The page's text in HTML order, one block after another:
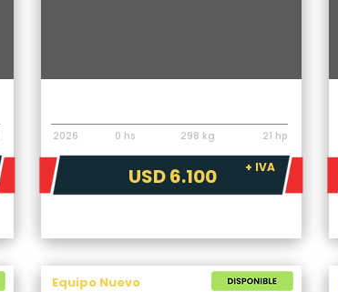
2026 0 hs 298 kg 21 hp
USD 6.100 + IVA
Equipo Nuevo